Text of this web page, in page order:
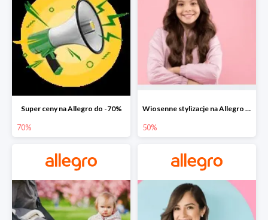
Super ceny na Allegro do -70%
70%
Wiosenne stylizacje na Allegro do -50%
50%